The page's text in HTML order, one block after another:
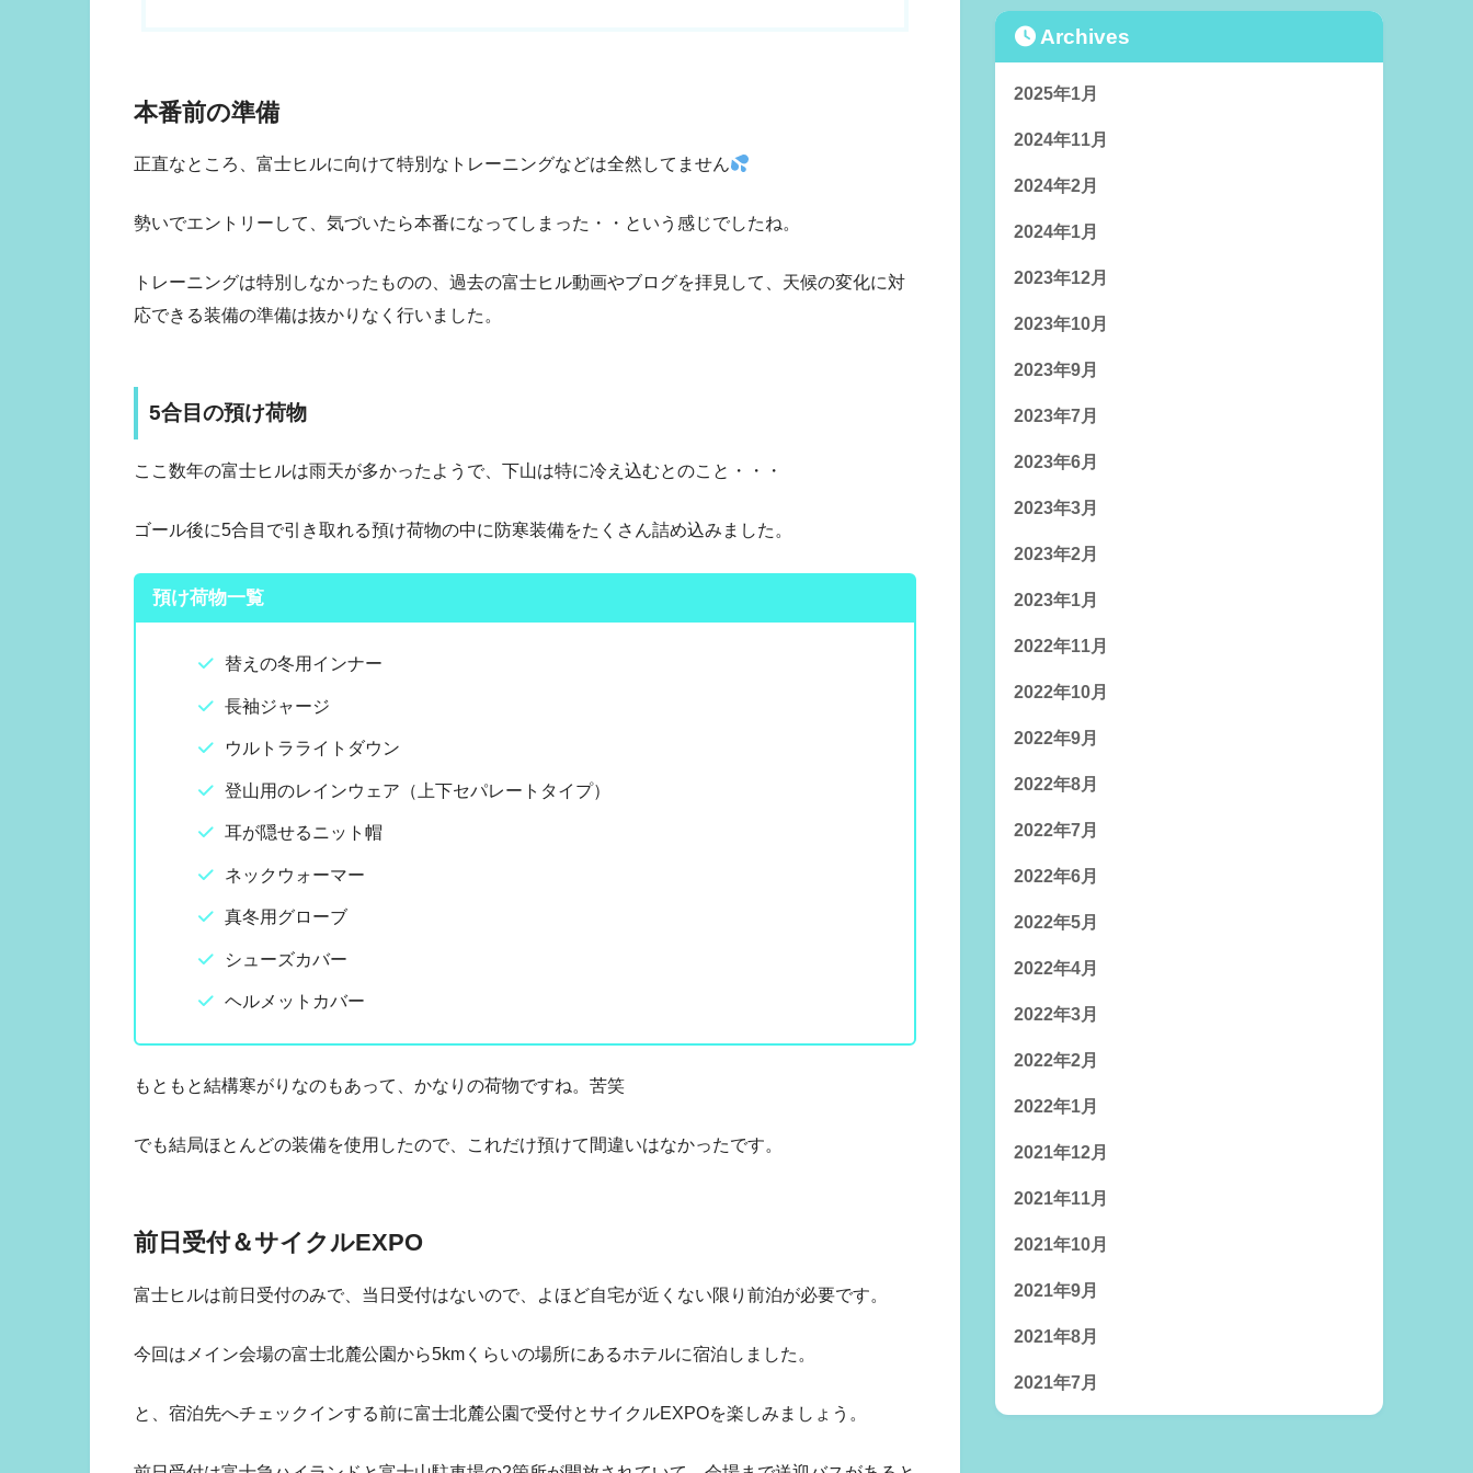
本番前の準備
正直なところ、富士ヒルに向けて特別なトレーニングなどは全然してません
勢いでエントリーして、気づいたら本番になってしまった・・という感じでしたね。
トレーニングは特別しなかったものの、過去の富士ヒル動画やブログを拝見して、天候の変化に対
応できる装備の準備は抜かりなく行いました。
5合目の預け荷物
ここ数年の富士ヒルは雨天が多かったようで、下山は特に冷え込むとのこと・・・
ゴール後に5合目で引き取れる預け荷物の中に防寒装備をたくさん詰め込みました。
預け荷物一覧
替えの冬用インナー
長袖ジャージ
ウルトラライトダウン
登山用のレインウェア（上下セパレートタイプ）
耳が隠せるニット帽
ネックウォーマー
真冬用グローブ
シューズカバー
ヘルメットカバー
もともと結構寒がりなのもあって、かなりの荷物ですね。苦笑
でも結局ほとんどの装備を使用したので、これだけ預けて間違いはなかったです。
前日受付＆サイクルEXPO
富士ヒルは前日受付のみで、当日受付はないので、よほど自宅が近くない限り前泊が必要です。
今回はメイン会場の富士北麓公園から5kmくらいの場所にあるホテルに宿泊しました。
と、宿泊先へチェックインする前に富士北麓公園で受付とサイクルEXPOを楽しみましょう。
Archives
2025年1月
2024年11月
2024年2月
2024年1月
2023年12月
2023年10月
2023年9月
2023年7月
2023年6月
2023年3月
2023年2月
2023年1月
2022年11月
2022年10月
2022年9月
2022年8月
2022年7月
2022年6月
2022年5月
2022年4月
2022年3月
2022年2月
2022年1月
2021年12月
2021年11月
2021年10月
2021年9月
2021年8月
2021年7月